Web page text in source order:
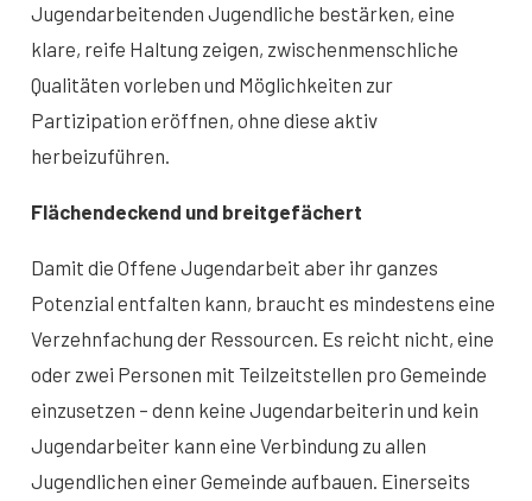
Jugendarbeitenden Jugendliche bestärken, eine
klare, reife Haltung zeigen, zwischenmenschliche
Qualitäten vorleben und Möglichkeiten zur
Partizipation eröffnen, ohne diese aktiv
herbeizuführen.
Flächendeckend und breitgefächert
Damit die Offene Jugendarbeit aber ihr ganzes
Potenzial entfalten kann, braucht es mindestens eine
Verzehnfachung der Ressourcen. Es reicht nicht, eine
oder zwei Personen mit Teilzeitstellen pro Gemeinde
einzusetzen – denn keine Jugendarbeiterin und kein
Jugendarbeiter kann eine Verbindung zu allen
Jugendlichen einer Gemeinde aufbauen. Einerseits